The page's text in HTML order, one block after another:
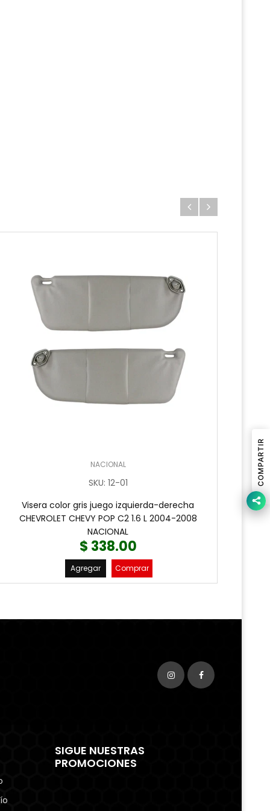
NACIONAL
SKU: 12-01
Visera color gris juego izquierda-derecha
CHEVROLET CHEVY POP C2 1.6 L 2004-2008
NACIONAL
$ 338.00
Agregar Comprar
SIGUE NUESTRAS
PROMOCIONES
COMPARTIR